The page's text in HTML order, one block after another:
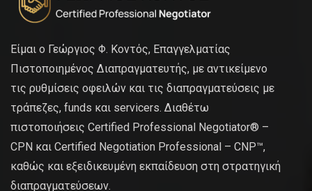
Είμαι ο Γεώργιος Φ. Κοντός, Επαγγελματίας
Πιστοποιημένος Διαπραγματευτής, με αντικείμενο
τις ρυθμίσεις οφειλών και τις διαπραγματεύσεις με
τράπεζες, funds και servicers. Διαθέτω
πιστοποιήσεις Certified Professional Negotiator® –
CPN και Certified Negotiation Professional – CNP™,
καθώς και εξειδικευμένη εκπαίδευση στη στρατηγική
διαπραγματεύσεων.